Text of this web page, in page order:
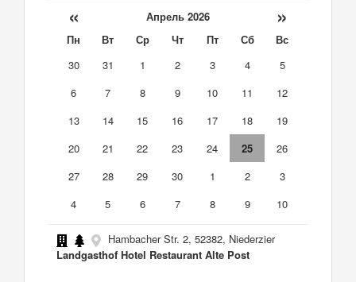
« Апрель 2026 »
Пн Вт Ср Чт Пт Сб
Вс
30
31 1 2 3 4
5
6
7 8 9 10 11
12
13
14 15 16 17 18
19
20
21 22 23 24 25
26
27
28 29 30 1 2
3
4
5 6 7 8 9 10
Hambacher Str. 2, 52382, Niederzier
Landgasthof Hotel Restaurant Alte Post